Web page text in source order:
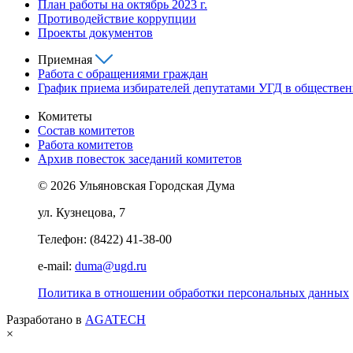
План работы на октябрь 2023 г.
Противодействие коррупции
Проекты документов
Приемная
Работа с обращениями граждан
График приема избирателей депутатами УГД в
Комитеты
Состав комитетов
Работа комитетов
Архив повесток заседаний комитетов
© 2026 Ульяновская Городская Дума
ул. Кузнецова, 7
Телефон: (8422) 41-38-00
e-mail: duma@ugd.ru
Политика в отношении обработки персональных данных
Разработано в AGATECH
×